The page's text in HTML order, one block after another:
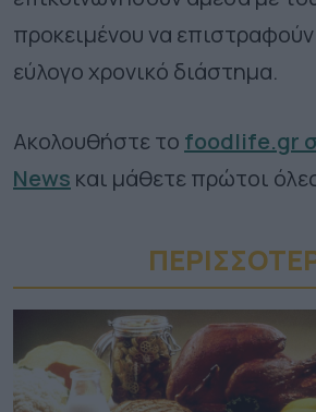
προκειμένου να
εύλογο χρονικό διάστημα.
Ακολουθήστε το foodlife.gr
News και μάθετε πρώτοι